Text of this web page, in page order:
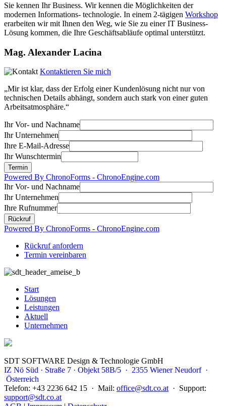
Sie kennen Ihr Business. Wir kennen die Möglichkeiten der
modernen Informations- technologie. In einem 2-tägigen Workshop
erarbeiten wir mit Ihnen den Weg, wie Sie zu einer IT Business-
Lösung kommen, die Ihre Geschäftsabläufe optimal unterstützt.
Mag. Alexander Lacina
Kontaktieren Sie mich
„Mir ist klar, dass der Erfolg einer Kundenlösung nicht nur von
technischen Details abhängt, sondern auch stark von einer guten
Arbeitsatmosphäre.“
Ihr Vor- und Nachname
Ihr Unternehmen
Ihre E-Mail-Adresse
Ihr Wunschtermin
Powered By ChronoForms - ChronoEngine.com
Ihr Vor- und Nachname
Ihr Unternehmen
Ihre Rufnummer
Powered By ChronoForms - ChronoEngine.com
Rückruf anfordern
Termin vereinbaren
Start
Lösungen
Leistungen
Aktuell
Unternehmen
SDT SOFTWARE Design & Technologie GmbH
IZ Nö Süd · Straße 7 · Objekt 58B/5 · 2355 Wiener Neudorf ·
Österreich
Telefon: +43 2236 642 15 · Mail: office@sdt.co.at· Support:
support@sdt.co.at